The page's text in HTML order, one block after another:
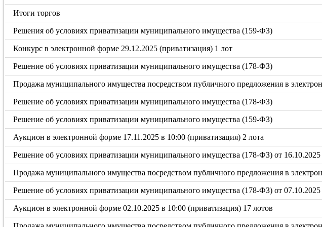
Итоги торгов
Решения об условиях приватизации муниципального имущества (159-ФЗ)
Конкурс в электронной форме 29.12.2025 (приватизация) 1 лот
Решение об условиях приватизации муниципального имущества (178-ФЗ)
Продажа муниципального имущества посредством публичного предложения в
Решение об условиях приватизации муниципального имущества (178-ФЗ)
Решение об условиях приватизации муниципального имущества (159-ФЗ)
Аукцион в электронной форме 17.11.2025 в 10:00 (приватизация) 2 лота
Решение об условиях приватизации муниципального имущества (178-ФЗ) от 16.10.2025
Продажа муниципального имущества посредством публичного предложения в
Решение об условиях приватизации муниципального имущества (178-ФЗ) от 07.10.2025
Аукцион в электронной форме 02.10.2025 в 10:00 (приватизация) 17 лотов